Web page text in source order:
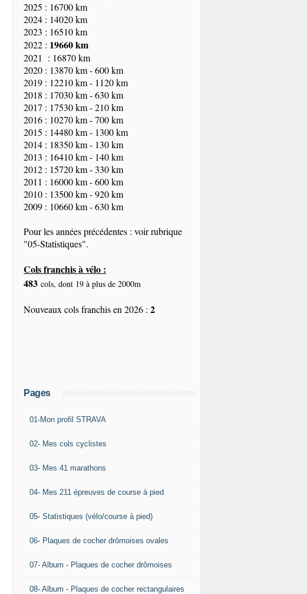
2025 : 16700 km
2024 : 14020 km
2023 : 16510 km
2022 : 19660 km
2021 : 16870 km
2020 : 13870 km - 600 km
2019 : 12210 km - 1120 km
2018 : 17030 km - 630 km
2017 : 17530 km - 210 km
2016 : 10270 km - 700 km
2015 : 14480 km - 1300 km
2014 : 18350km- 130 km
2013 : 16410 km - 140 km
2012 : 15720 km - 330 km
2011 : 16000 km - 600 km
2010 : 13500 km - 920 km
2009 : 10660 km - 630 km
Pour les années précédentes : voir rubrique
"05-Statistiques".
Cols franchis à vélo :
483 cols, dont 19 à plus de 2000m
Nouveaux cols franchis en 2026 : 2
Pages
01-Mon profil STRAVA
02- Mes cols cyclistes
03- Mes 41 marathons
04- Mes 211 épreuves de course à pied
05- Statistiques (vélo/course à pied)
06- Plaques de cocher drômoises ovales
07- Album - Plaques de cocher drômoises
08- Album - Plaques de cocher rectangulaires